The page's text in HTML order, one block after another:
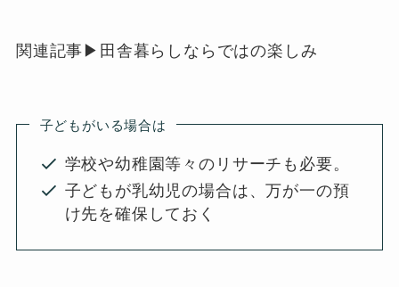
関連記事▶田舎暮らしならではの楽しみ
子どもがいる場合は
学校や幼稚園等々のリサーチも必要。
子どもが乳幼児の場合は、万が一の預
け先を確保しておく